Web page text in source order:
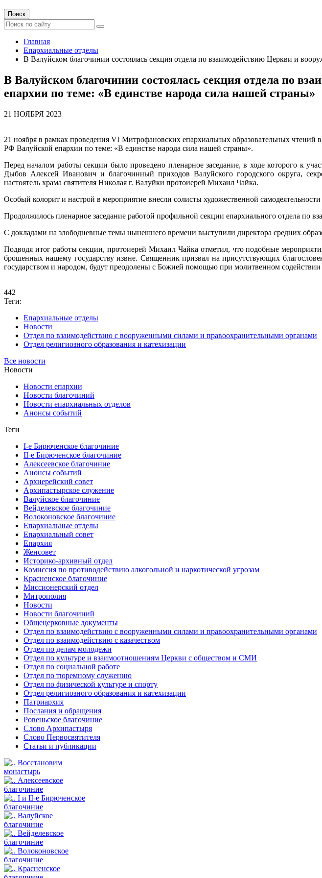
Поиск
Главная
Епархиальные отделы
В Валуйском благочинии состоялась секция отдела по взаимодействию Церкви и
В Валуйском благочинии состоялась секция отдела по
епархии по теме: «В единстве народа сила нашей страны»
21 НОЯБРЯ 2023
21 ноября в рамках проведения VI Митрофановских епархиальных образовательных
РФ Валуйской епархии по теме: «В единстве народа сила нашей страны».
Перед началом работы секции было проведено пленарное заседание, в ходе которого к
Дыбов Алексей Иванович и благочинный приходов Валуйского городского округа,
настоятель храма святителя Николая г. Валуйки протоиерей Михаил Чайка.
Особый колорит и настрой в мероприятие внесли солисты художественной
Продолжилось пленарное заседание работой профильной секции епархиального отдела по
С докладами на злободневные темы нынешнего времени выступили директора средних
Подводя итог работы секции, протоиерей Михаил Чайка отметил, что подобные
брошенных нашему государству извне. Священник призвал на присутствующих
государством и народом, будут преодолены с Божией помощью при молитвенном
442
Теги:
Епархиальные отделы
Новости
Отдел по взаимодействию с вооруженными силами и правоохранительными органами
Отдел религиозного образования и катехизации
Все новости
Новости
Новости епархии
Новости благочиний
Новости епархиальных отделов
Анонсы событий
Теги
I-е Бирюченское благочиние
II-е Бирюченское благочиние
Алексеевское благочиние
Анонсы событий
Архиерейский совет
Архипастырское служение
Валуйское благочиние
Вейделевское благочиние
Волоконовское благочиние
Епархиальные отделы
Епархиальный совет
Епархия
Женсовет
Историко-архивный отдел
Комиссия по противодействию алкогольной и наркотической угрозам
Красненское благочиние
Миссионерский отдел
Митрополия
Новости
Новости благочиний
Общецерковные документы
Отдел по взаимодействию с вооруженными силами и правоохранительными органами
Отдел по взаимодействию с казачеством
Отдел по делам молодежи
Отдел по культуре и взаимоотношениям Церкви с обществом и СМИ
Отдел по социальной работе
Отдел по тюремному служению
Отдел по физической культуре и спорту
Отдел религиозного образования и катехизации
Патриархия
Послания и обращения
Ровеньское благочиние
Слово Архипастыря
Слово Первосвятителя
Статьи и публикации
Восстановим
монастырь
Алексеевское
благочиние
I и II-е Бирюченское
благочиние
Валуйское
благочиние
Вейделевское
благочиние
Волоконовское
благочиние
Красненское